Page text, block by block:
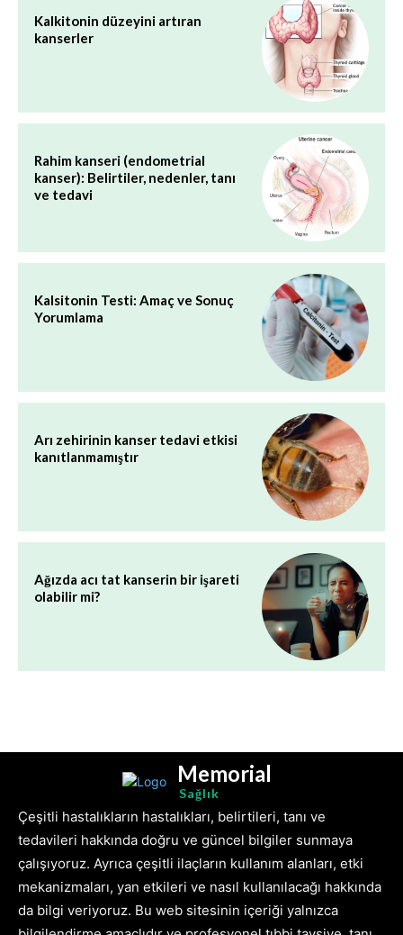
Kalkitonin düzeyini artıran
kanserler
Rahim kanseri (endometrial
kanser): Belirtiler, nedenler, tanı
ve tedavi
Kalsitonin Testi: Amaç ve Sonuç
Yorumlama
Arı zehirinin kanser tedavi etkisi
kanıtlanmamıştır
Ağızda acı tat kanserin bir işareti
olabilir mi?
Memorial
Sağlık
Çeşitli hastalıkların hastalıkları, belirtileri, tanı ve
tedavileri hakkında doğru ve güncel bilgiler sunmaya
çalışıyoruz. Ayrıca çeşitli ilaçların kullanım alanları, etki
mekanizmaları, yan etkileri ve nasıl kullanılacağı hakkında
da bilgi veriyoruz. Bu web sitesinin içeriği yalnızca